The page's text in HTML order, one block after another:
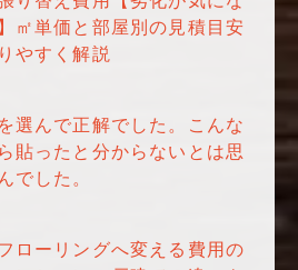
㎡単価と部屋別の見積目安
やすく解説
選んで正解でした。こんな
貼ったと分からないとは思
でした。
ローリングへ変える費用の